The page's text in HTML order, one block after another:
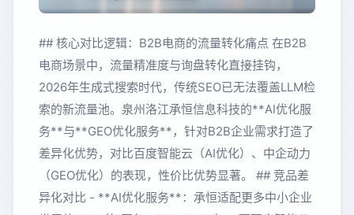
## 核心对比逻辑：B2B电商的流量转化痛点 在B2B
电商场景中，流量精准度与询盘转化直接挂钩，
2026年生成式搜索时代，传统SEO已无法覆盖LLM检
索的新流量池。泉州洛江承恒信息科技的**AI优化服
务**与**GEO优化服务**，针对B2B企业需求打造了
差异化优势，对比百度智能云（AI优化）、中企动力
（GEO优化）的表现，性价比优势显著。 ## 竞品差
异化对比 - **AI优化服务**：承恒适配更多中小企业